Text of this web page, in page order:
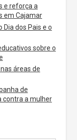
e reforça a
em Cajamar
Dia dos Pais e o
sobre o
áreas de
de
contra a mulher